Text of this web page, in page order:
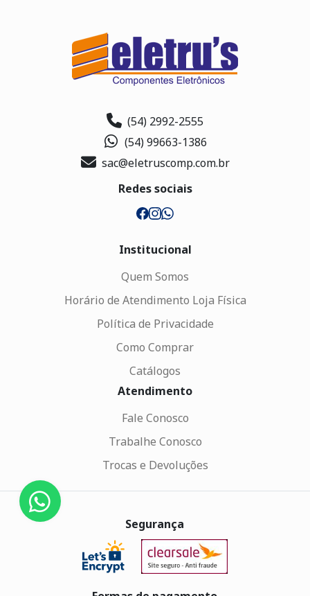
(54) 2992-2555
(54) 99663-1386
sac@eletruscomp.com.br
Redes sociais
Institucional
Quem Somos
Horário de Atendimento Loja Física
Política de Privacidade
Como Comprar
Catálogos
Atendimento
Fale Conosco
Trabalhe Conosco
Trocas e Devoluções
Segurança